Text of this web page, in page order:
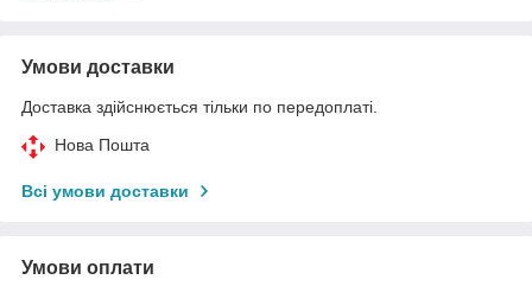
Умови доставки
Доставка здійснюється тільки по передоплаті.
Нова Пошта
Всі умови доставки
Умови оплати